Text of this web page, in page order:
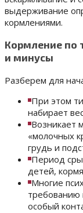
выдерживание
кормлениями.
Кормление по
и минусы
Разберем для
При этом
набирает
Возникает
«молочных
грудь и
Период
детей,
Многие
требованию
особый